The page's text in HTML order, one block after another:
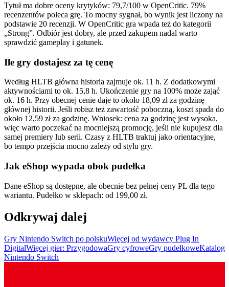
Tytuł ma dobre oceny krytyków: 79,7/100 w OpenCritic. 79%
recenzentów poleca grę. To mocny sygnał, bo wynik jest liczony na
podstawie 20 recenzji. W OpenCritic gra wpada też do kategorii
„Strong”. Odbiór jest dobry, ale przed zakupem nadal warto
sprawdzić gameplay i gatunek.
Ile gry dostajesz za tę cenę
Według HLTB główna historia zajmuje ok. 11 h. Z dodatkowymi
aktywnościami to ok. 15,8 h. Ukończenie gry na 100% może zająć
ok. 16 h. Przy obecnej cenie daje to około 18,09 zł za godzinę
głównej historii. Jeśli robisz też zawartość poboczną, koszt spada do
około 12,59 zł za godzinę. Wniosek: cena za godzinę jest wysoka,
więc warto poczekać na mocniejszą promocję, jeśli nie kupujesz dla
samej premiery lub serii. Czasy z HLTB traktuj jako orientacyjne,
bo tempo przejścia mocno zależy od stylu gry.
Jak eShop wypada obok pudełka
Dane eShop są dostępne, ale obecnie bez pełnej ceny PL dla tego
wariantu. Pudełko w sklepach: od 199,00 zł.
Odkrywaj dalej
Gry Nintendo Switch po polskuWięcej od wydawcy Plug In
DigitalWięcej gier: PrzygodowaGry cyfroweGry pudełkoweKatalog
Nintendo Switch